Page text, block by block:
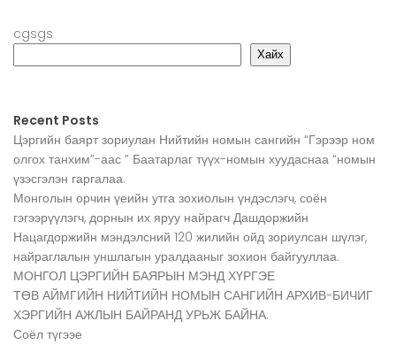
cgsgs
Хайх
Recent Posts
Цэргийн баярт зориулан Нийтийн номын сангийн “Гэрээр ном
олгох танхим”-аас ” Баатарлаг түүх-номын хуудаснаа “номын
үзэсгэлэн гаргалаа.
Монголын орчин үеийн утга зохиолын үндэслэгч, соён
гэгээрүүлэгч, дорнын их яруу найрагч Дашдоржийн
Нацагдоржийн мэндэлсний 120 жилийн ойд зориулсан шүлэг,
найраглалын уншлагын уралдааныг зохион байгууллаа.
МОНГОЛ ЦЭРГИЙН БАЯРЫН МЭНД ХҮРГЭЕ
ТӨВ АЙМГИЙН НИЙТИЙН НОМЫН САНГИЙН АРХИВ-БИЧИГ
ХЭРГИЙН АЖЛЫН БАЙРАНД УРЬЖ БАЙНА.
Соёл түгээе